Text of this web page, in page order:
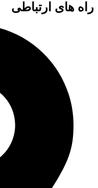
راه های ارتباطی